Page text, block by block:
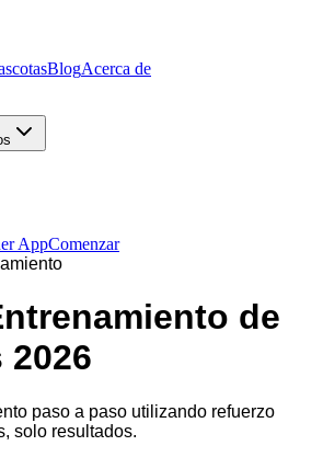
BlogAcerca de
AppComenzar
de
2026
paso a paso utilizando refuerzo
solo resultados.